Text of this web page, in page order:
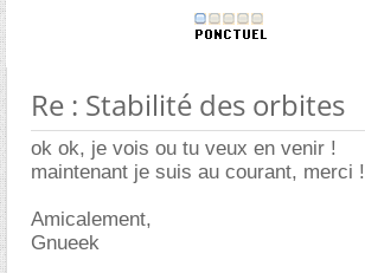
Re : Stabilité des orbites
ok ok, je vois ou tu veux en venir !
maintenant je suis au courant, merci !
Amicalement,
Gnueek